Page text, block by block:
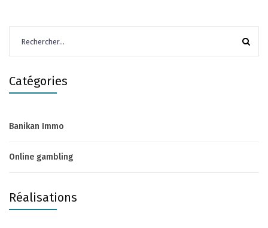
Catégories
Banikan Immo
Online gambling
Réalisations